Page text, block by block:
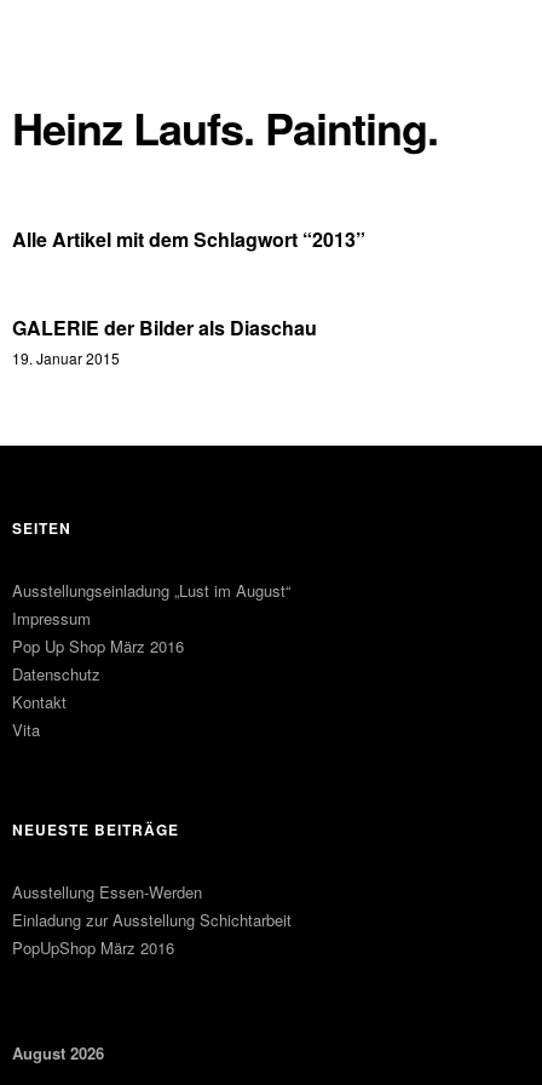
Heinz Laufs. Painting.
Alle Artikel mit dem Schlagwort “2013”
GALERIE der Bilder als Diaschau
19. Januar 2015
SEITEN
Ausstellungseinladung „Lust im August“
Impressum
Pop Up Shop März 2016
Datenschutz
Kontakt
Vita
NEUESTE BEITRÄGE
Ausstellung Essen-Werden
Einladung zur Ausstellung Schichtarbeit
PopUpShop März 2016
August 2026